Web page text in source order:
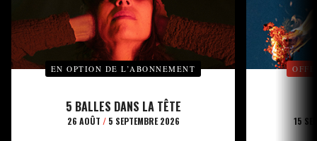
EN OPTION DE L’ABONNEMENT
5 BALLES DANS LA TÊTE
26 AOÛT /5 SEPTEMBRE 2026 15